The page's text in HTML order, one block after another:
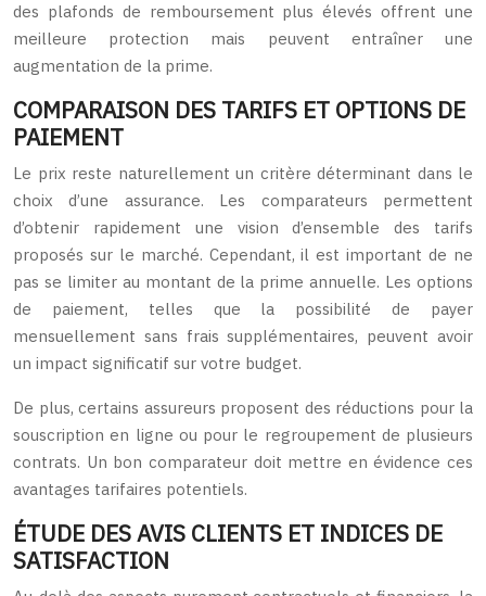
des plafonds de remboursement plus élevés offrent une
meilleure protection mais peuvent entraîner une
augmentation de la prime.
COMPARAISON DES TARIFS ET OPTIONS DE
PAIEMENT
Le prix reste naturellement un critère déterminant dans le
choix d’une assurance. Les comparateurs permettent
d’obtenir rapidement une vision d’ensemble des tarifs
proposés sur le marché. Cependant, il est important de ne
pas se limiter au montant de la prime annuelle. Les options
de paiement, telles que la possibilité de payer
mensuellement sans frais supplémentaires, peuvent avoir
un impact significatif sur votre budget.
De plus, certains assureurs proposent des réductions pour la
souscription en ligne ou pour le regroupement de plusieurs
contrats. Un bon comparateur doit mettre en évidence ces
avantages tarifaires potentiels.
ÉTUDE DES AVIS CLIENTS ET INDICES DE
SATISFACTION